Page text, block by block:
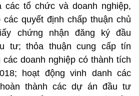
các tổ chức và doanh nghiệp,
quyết định chấp thuận chủ
chứng nhận đăng ký đầu
tư; thỏa thuận cung cấp tín
doanh nghiệp có thành tích
hoạt động vinh danh các
thành các dự án đầu tư